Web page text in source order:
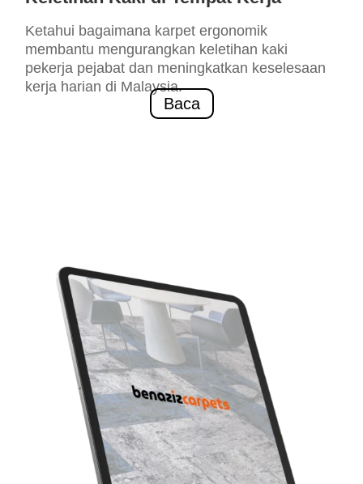
Ketahui bagaimana karpet ergonomik
membantu mengurangkan keletihan kaki
pekerja pejabat dan meningkatkan keselesaan
kerja harian di Malaysia.
Baca